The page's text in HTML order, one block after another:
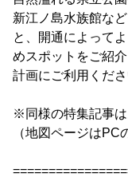
新江ノ島水族館な
と、開通によって
めスポットをご紹
計画にご利用くださ
※同様の特集記事は
（地図ページはPC